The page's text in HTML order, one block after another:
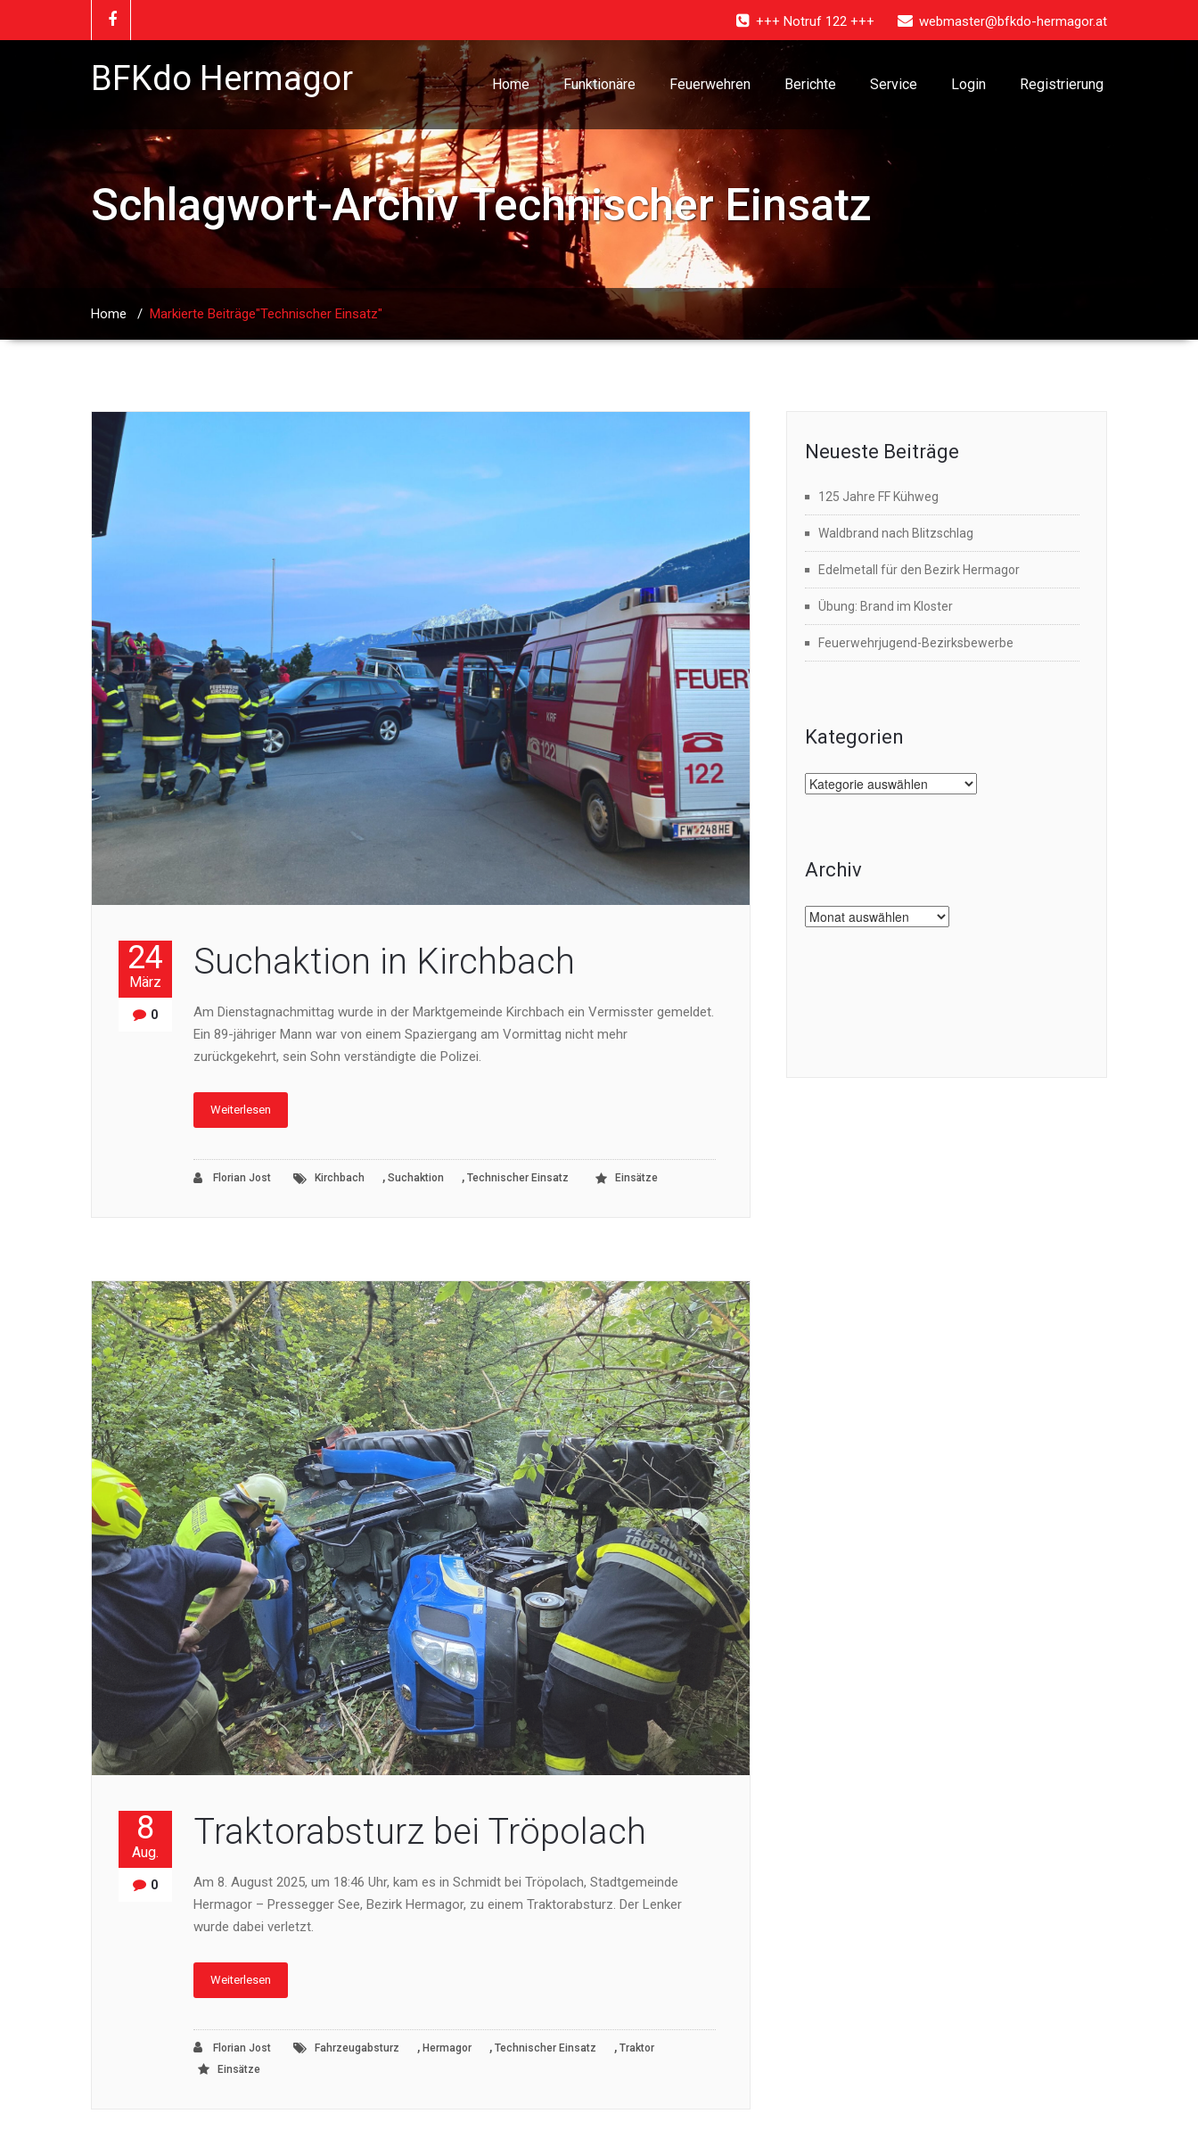
+++ Notruf 122 +++ webmaster@bfkdo-hermagor.at
BFKdo Hermagor Home Funktionäre Feuerwehren Berichte Service Login Registrierung
Schlagwort-ArchivTechnischer Einsatz
Home / Markierte Beiträge"Technischer Einsatz"
24
März
0
Suchaktion in Kirchbach
Am Dienstagnachmittag wurde in der Marktgemeinde Kirchbach ein Vermisster gemeldet.
Ein 89-jähriger Mann war von einem Spaziergang am Vormittag nicht mehr
zurückgekehrt, sein Sohn verständigte die Polizei.
Weiterlesen
Florian Jost Kirchbach , Suchaktion , Technischer Einsatz Einsätze
8
Aug.
0
Traktorabsturz bei Tröpolach
Am 8. August 2025, um 18:46 Uhr, kam es in Schmidt bei Tröpolach, Stadtgemeinde
Hermagor – Pressegger See, Bezirk Hermagor, zu einem Traktorabsturz. Der Lenker
wurde dabei verletzt.
Weiterlesen
Florian Jost Fahrzeugabsturz , Hermagor , Technischer Einsatz , Traktor
Einsätze
Neueste Beiträge
125 Jahre FF Kühweg
Waldbrand nach Blitzschlag
Edelmetall für den Bezirk Hermagor
Übung: Brand im Kloster
Feuerwehrjugend-Bezirksbewerbe
Kategorien
Kategorien
Archiv
Archiv